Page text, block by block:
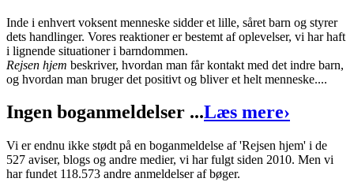
Rejsen hjem
Forfatter:John Bradshaw
Oversat af
Vagn Simonsen
Sider:319
Inde i enhvert voksent menneske sidder et lille, såret barn og styrer
dets handlinger. Vores reaktioner er bestemt af oplevelser, vi har haft
i lignende situationer i barndommen.
Rejsen hjem beskriver, hvordan man får kontakt med det indre barn,
og hvordan man bruger det positivt og bliver et helt menneske....
Ingen boganmeldelser ...Læs mere›
Vi er endnu ikke stødt på en boganmeldelse af 'Rejsen hjem' i de
527 aviser, blogs og andre medier, vi har fulgt siden 2010. Men vi
har fundet 118.573 andre anmeldelser af bøger.